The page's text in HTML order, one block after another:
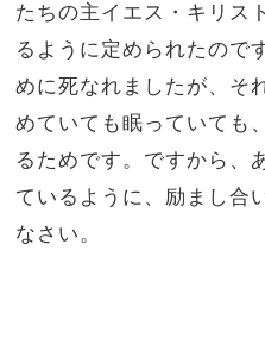
たちの主イエス・キリス
るように定められたので
めに死なれましたが、そ
めていても眠っていても
るためです。ですから、
ているように、励まし合
なさい。